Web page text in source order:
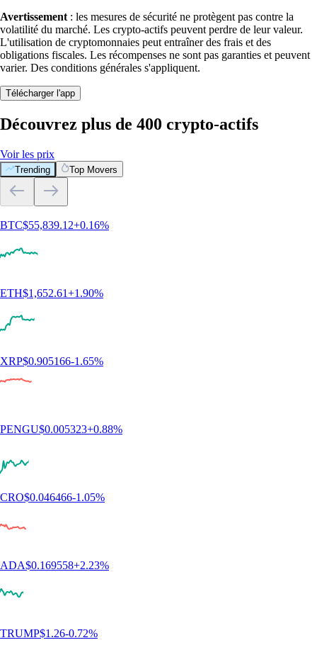
Avertissement : les mesures de sécurité ne protègent pas contre la
volatilité du marché. Les crypto-actifs peuvent perdre de leur valeur.
L'utilisation de cryptomonnaies peut entraîner des frais et des
obligations fiscales. Les récompenses ne sont pas garanties et peuvent
varier. Des conditions générales s'appliquent.
Télécharger l'app
Découvrez plus de 400 crypto-actifs
Voir les prix
Trending Top Movers
ETH$1,652.61+1.90%